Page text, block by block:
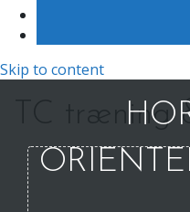
Skip to content
TC træning